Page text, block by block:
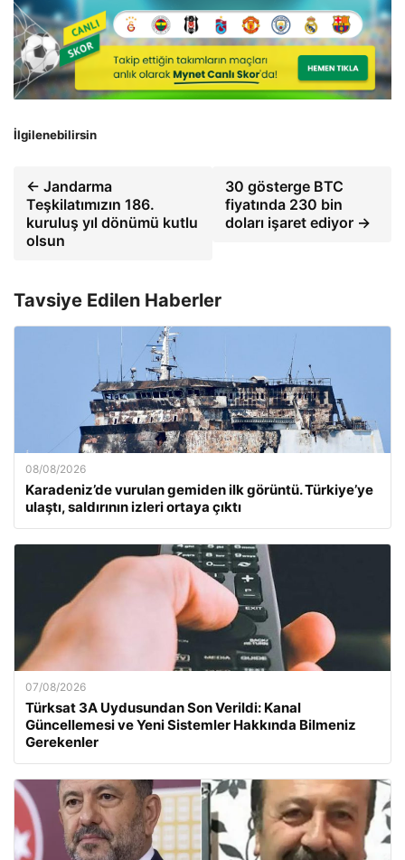
İlgilenebilirsin
← Jandarma
Teşkilatımızın 186.
kuruluş yıl dönümü kutlu
olsun
30 gösterge BTC
fiyatında 230 bin
doları işaret ediyor →
Tavsiye Edilen Haberler
08/08/2026
Karadeniz’de vurulan gemiden ilk görüntü. Türkiye’ye
ulaştı, saldırının izleri ortaya çıktı
07/08/2026
Türksat 3A Uydusundan Son Verildi: Kanal
Güncellemesi ve Yeni Sistemler Hakkında Bilmeniz
Gerekenler